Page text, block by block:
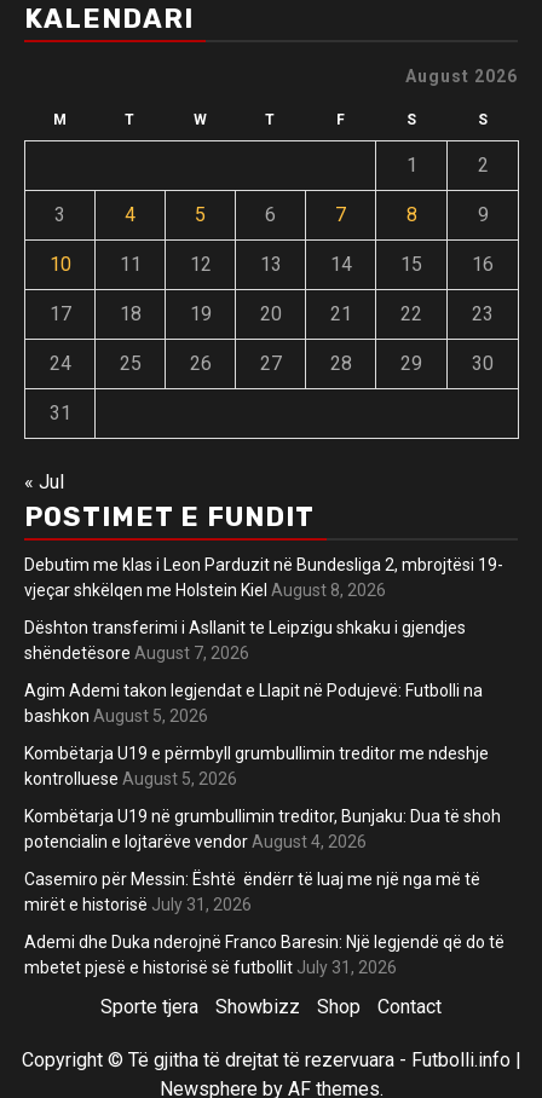
KALENDARI
August 2026
M T W T F S S
1 2
3 4 5 6 7 8 9
10 11 12 13 14 15 16
17 18 19 20 21 22 23
24 25 26 27 28 29 30
31
« Jul
POSTIMET E FUNDIT
Debutim me klas i Leon Parduzit në Bundesliga 2, mbrojtësi 19-
vjeçar shkëlqen me Holstein Kiel August 8, 2026
Dështon transferimi i Asllanit te Leipzigu shkaku i gjendjes
shëndetësore August 7, 2026
Agim Ademi takon legjendat e Llapit në Podujevë: Futbolli na
bashkon August 5, 2026
Kombëtarja U19 e përmbyll grumbullimin treditor me ndeshje
kontrolluese August 5, 2026
Kombëtarja U19 në grumbullimin treditor, Bunjaku: Dua të shoh
potencialin e lojtarëve vendor August 4, 2026
Casemiro për Messin: Është ëndërr të luaj me një nga më të
mirët e historisë July 31, 2026
Ademi dhe Duka nderojnë Franco Baresin: Një legjendë që do të
mbetet pjesë e historisë së futbollit July 31, 2026
Sporte tjera Showbizz Shop Contact
Copyright © Të gjitha të drejtat të rezervuara - Futbolli.info |
Newsphereby AF themes.